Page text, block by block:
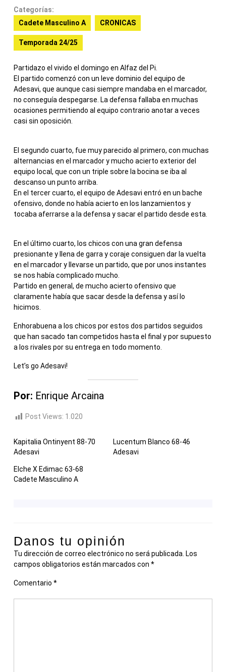
Categorías:
Cadete Masculino A
CRONICAS
Temporada 24/25
Partidazo el vivido el domingo en Alfaz del Pi.
El partido comenzó con un leve dominio del equipo de
Adesavi, que aunque casi siempre mandaba en el marcador,
no conseguía despegarse. La defensa fallaba en muchas
ocasiones permitiendo al equipo contrario anotar a veces
casi sin oposición.
El segundo cuarto, fue muy parecido al primero, con muchas
alternancias en el marcador y mucho acierto exterior del
equipo local, que con un triple sobre la bocina se iba al
descanso un punto arriba.
En el tercer cuarto, el equipo de Adesavi entró en un bache
ofensivo, donde no había acierto en los lanzamientos y
tocaba aferrarse a la defensa y sacar el partido desde esta.
En el último cuarto, los chicos con una gran defensa
presionante y llena de garra y coraje consiguen dar la vuelta
en el marcador y llevarse un partido, que por unos instantes
se nos había complicado mucho.
Partido en general, de mucho acierto ofensivo que
claramente había que sacar desde la defensa y así lo
hicimos.
Enhorabuena a los chicos por estos dos partidos seguidos
que han sacado tan competidos hasta el final y por supuesto
a los rivales por su entrega en todo momento.
Let’s go Adesavi!
Por: Enrique Arcaina
Post Views: 1.020
Kapitalia Ontinyent 88-70
Adesavi
Lucentum Blanco 68-46
Adesavi
Elche X Edimac 63-68
Cadete Masculino A
Danos tu opinión
Tu dirección de correo electrónico no será publicada. Los
campos obligatorios están marcados con *
Comentario *